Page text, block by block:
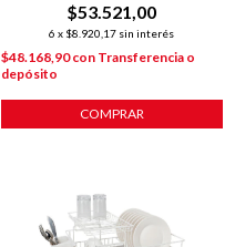
$53.521,00
6 x $8.920,17 sin interés
$48.168,90con Transferencia o
depósito
COMPRAR